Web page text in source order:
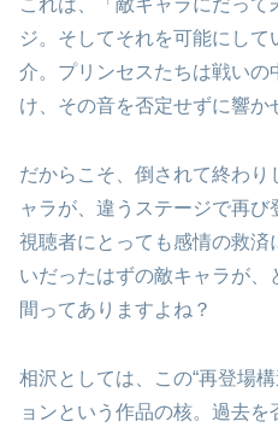
これは、「敵キャラにだっ
ジ。そしてそれを可能にして
介。プリンセスたちは戦いの
け、その音を否定せずに響か
だからこそ、倒されて終わ
ャラが、違うステージで再び
視聴者にとっても感情の救
いだったはずの敵キャラが
間ってありますよね？
相沢としては、この“再登場
ョンという作品の核。過去